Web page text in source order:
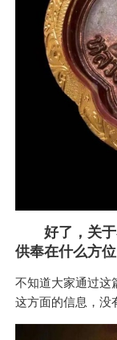
好了，关于
供奉在什么方
不知道大家通过这
这方面的信息，没